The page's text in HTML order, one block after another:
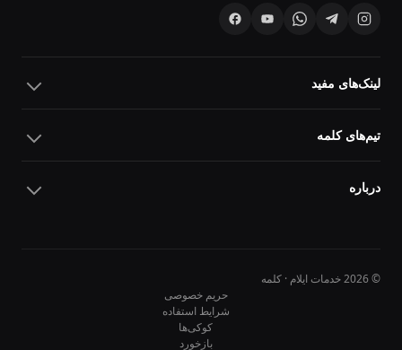
لینک‌های مفید
تیم‌های کلمه
درباره
© 2026 خدمات ایلام · کلمه
حریم خصوصی
شرایط استفاده
کوکی‌ها
بازخورد
10